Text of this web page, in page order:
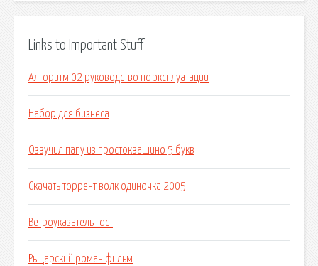
Links to Important Stuff
Алгоритм 02 руководство по эксплуатации
Набор для бизнеса
Озвучил папу из простоквашино 5 букв
Скачать торрент волк одиночка 2005
Ветроуказатель гост
Рыцарский роман фильм